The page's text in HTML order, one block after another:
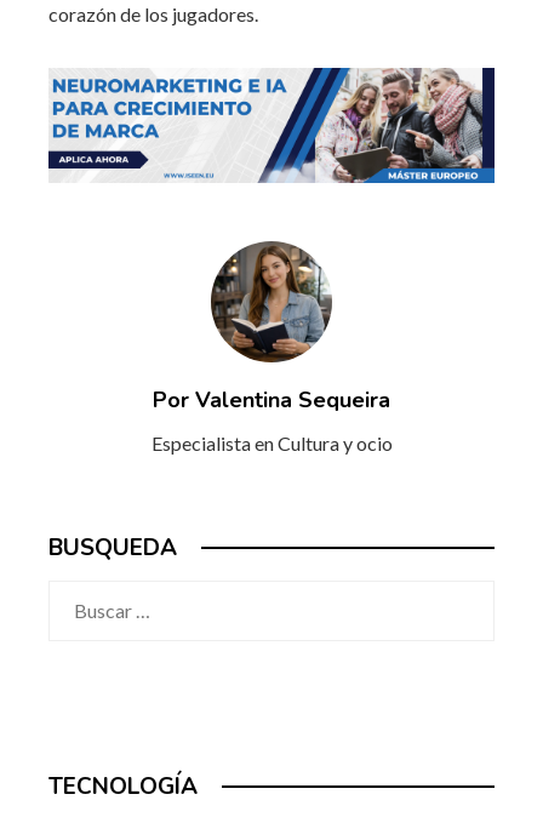
corazón de los jugadores.
Por Valentina Sequeira
Especialista en Cultura y ocio
BUSQUEDA
TECNOLOGÍA